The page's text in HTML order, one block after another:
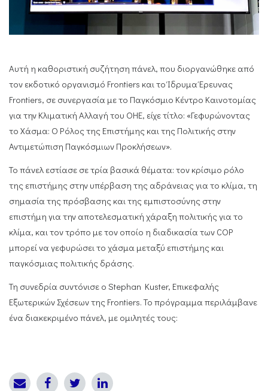
Αυτή η καθοριστική συζήτηση πάνελ, που διοργανώθηκε από
τον εκδοτικό οργανισμό Frontiers και το Ίδρυμα Έρευνας
Frontiers, σε συνεργασία με το Παγκόσμιο Κέντρο Καινοτομίας
για την Κλιματική Αλλαγή του ΟΗΕ, είχε τίτλο: «Γεφυρώνοντας
το Χάσμα: Ο Ρόλος της Επιστήμης και της Πολιτικής στην
Αντιμετώπιση Παγκόσμιων Προκλήσεων».
Το πάνελ εστίασε σε τρία βασικά θέματα: τον κρίσιμο ρόλο
της επιστήμης στην υπέρβαση της αδράνειας για το κλίμα, τη
σημασία της πρόσβασης και της εμπιστοσύνης στην
επιστήμη για την αποτελεσματική χάραξη πολιτικής για το
κλίμα, και τον τρόπο με τον οποίο η διαδικασία των COP
μπορεί να γεφυρώσει το χάσμα μεταξύ επιστήμης και
παγκόσμιας πολιτικής δράσης.
Τη συνεδρία συντόνισε ο Stephan Kuster, Επικεφαλής
Εξωτερικών Σχέσεων της Frontiers. Το πρόγραμμα περιλάμβανε
ένα διακεκριμένο πάνελ, με ομιλητές τους: